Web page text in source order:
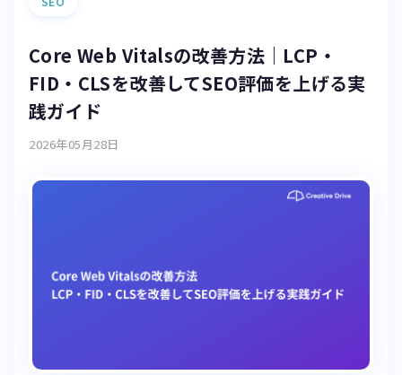
Core Web Vitalsの改善方法｜LCP・
FID・CLSを改善してSEO評価を上げる実
践ガイド
2026年05月28日